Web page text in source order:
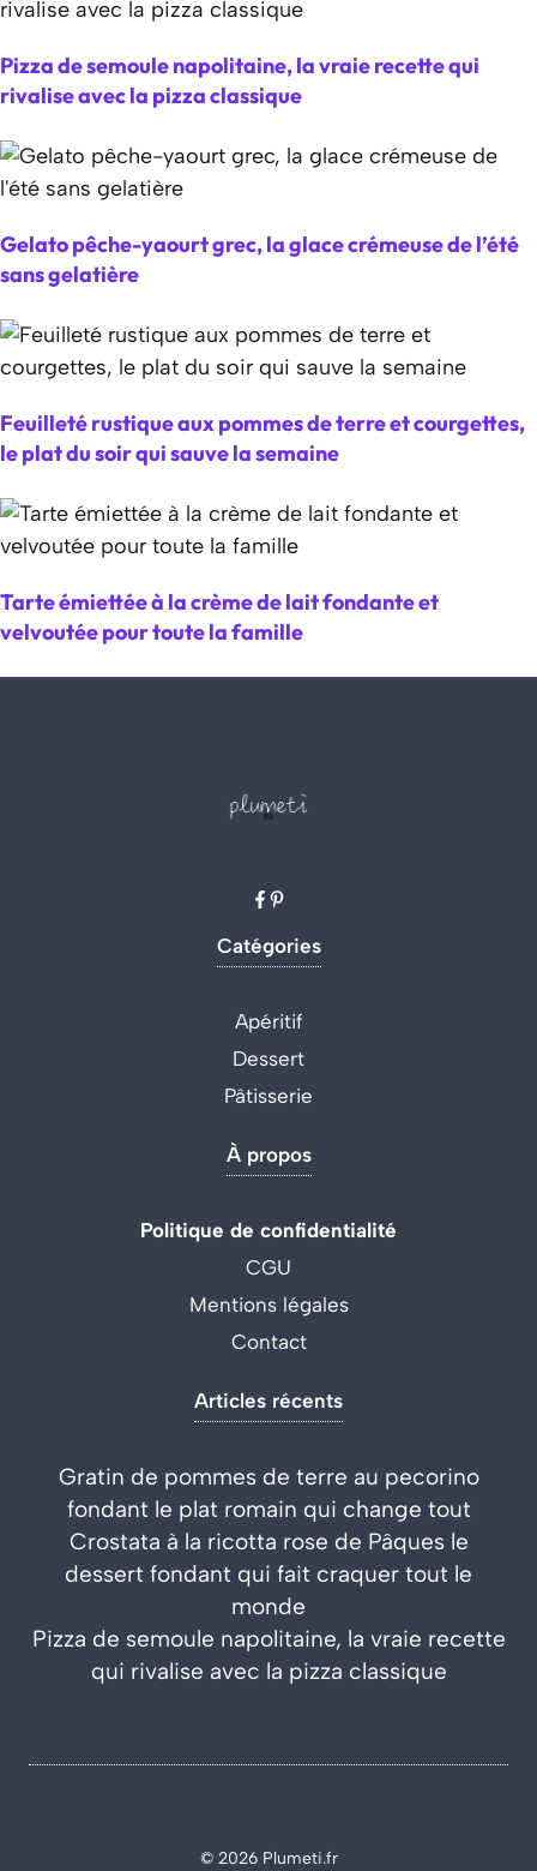
Pizza de semoule napolitaine, la vraie recette qui
rivalise avec la pizza classique
Gelato pêche-yaourt grec, la glace crémeuse de l’été
sans gelatière
Feuilleté rustique aux pommes de terre et courgettes,
le plat du soir qui sauve la semaine
Tarte émiettée à la crème de lait fondante et
velvoutée pour toute la famille
Catégories
Apéritif
Dessert
Pâtisserie
À propos
Politique de confidentialité
CGU
Mentions légales
Contact
Articles récents
Gratin de pommes de terre au pecorino
fondant le plat romain qui change tout
Crostata à la ricotta rose de Pâques le
dessert fondant qui fait craquer tout le
monde
Pizza de semoule napolitaine, la vraie recette
qui rivalise avec la pizza classique
© 2026 Plumeti.fr